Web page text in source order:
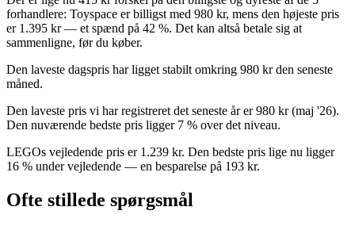
forhandlere: Toyspace er billigst med 980 kr, mens den højeste pris
er 1.395 kr — et spænd på 42 %. Det kan altså betale sig at
sammenligne, før du køber.
Den laveste dagspris har ligget stabilt omkring 980 kr den seneste
måned.
Den laveste pris vi har registreret det seneste år er 980 kr (maj '26).
Den nuværende bedste pris ligger 7 % over det niveau.
LEGOs vejledende pris er 1.239 kr. Den bedste pris lige nu ligger
16 % under vejledende — en besparelse på 193 kr.
Ofte stillede spørgsmål